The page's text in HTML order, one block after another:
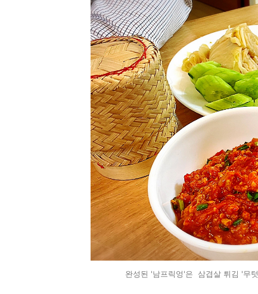
완성된 '남프릭엉'은 삼겹살 튀김 '무